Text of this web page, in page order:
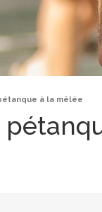
à la mêlée